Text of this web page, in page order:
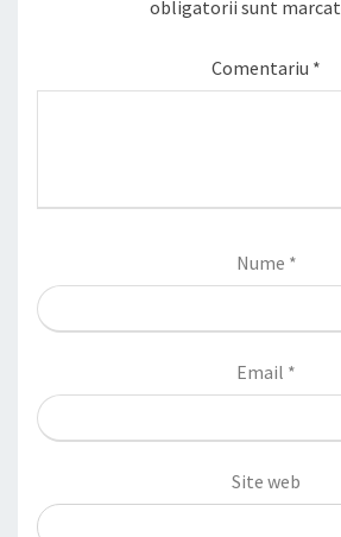
obligatorii sunt
Comentariu *
Nume *
Email *
Site web